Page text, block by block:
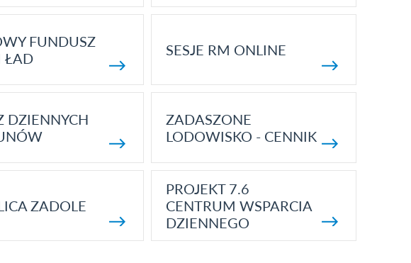
FUNDUSZ
ŁAD
SESJE RM ONLINE
DZIENNYCH
ZADASZONE
LODOWISKO - CENNIK
ZADOLE
PROJEKT 7.6
CENTRUM WSPARCIA
DZIENNEGO